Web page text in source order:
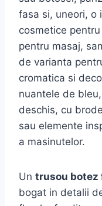
fasa si, uneori, o
cosmetice
pentru masaj,
de varianta
cromatica si
nuantele de
deschis, cu
sau elemente
a masinutelor.
Un trusou botez
bogat in detalii